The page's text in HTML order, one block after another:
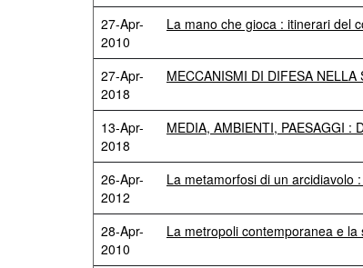
27-Apr-
2010
La mano che gioca : itinerari del
27-Apr-
2018
MECCANISMI DI DIFESA
13-Apr-
2018
MEDIA, AMBIENTI, PAESAGGI :
26-Apr-
2012
La metamorfosi di un arcidiavolo
28-Apr-
2010
La metropoli contemporanea e